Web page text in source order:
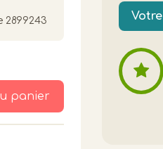
2899243
panier